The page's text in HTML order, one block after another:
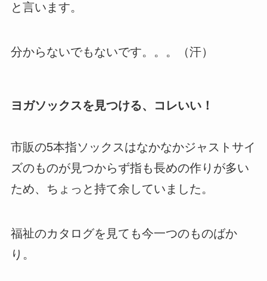
と言います。
分からないでもないです。。。（汗）
ヨガソックスを見つける、コレいい！
市販の5本指ソックスはなかなかジャストサイ
ズのものが見つからず指も長めの作りが多い
ため、ちょっと持て余していました。
福祉のカタログを見ても今一つのものばか
り。